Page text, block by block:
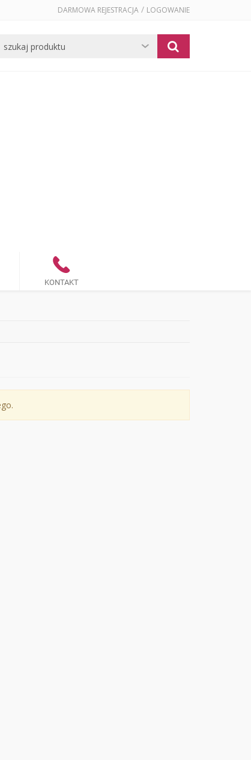
DARMOWA REJESTRACJA / LOGOWANIE
KONTAKT